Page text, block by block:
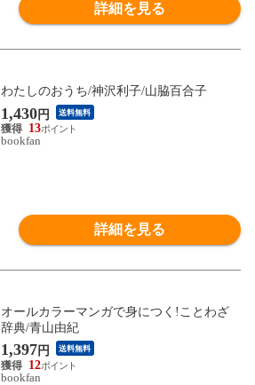
詳細を見る
わたしのおうち/神沢利子/山脇百合子
1,430円 送料無料
13
bookfan
詳細を見る
オールカラーマンガで身につく!ことわざ
辞典/青山由紀
1,397 円 送料無料
12
bookfan